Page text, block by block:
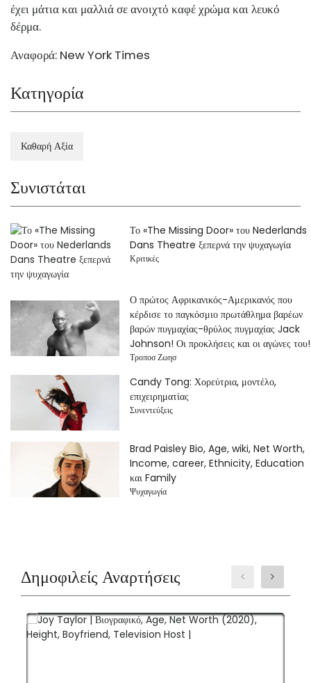
έχει μάτια και μαλλιά σε ανοιχτό καφέ χρώμα και λευκό
δέρμα.
Αναφορά: New York Times
Κατηγορία
Καθαρή Αξία
Συνιστάται
Το «The Missing Door» του Nederlands
Dans Theatre ξεπερνά την ψυχαγωγία
Κριτικές
Ο πρώτος Αφρικανικός-Αμερικανός που
κέρδισε το παγκόσμιο πρωτάθλημα βαρέων
βαρών πυγμαχίας-θρύλος πυγμαχίας Jack
Johnson! Οι προκλήσεις και οι αγώνες του!
Τροποσ Ζωησ
Candy Tong: Χορεύτρια, μοντέλο,
επιχειρηματίας
Συνεντεύξεις
Brad Paisley Bio, Age, wiki, Net Worth,
Income, career, Ethnicity, Education
και Family
Ψυχαγωγία
Δημοφιλείς Αναρτήσεις